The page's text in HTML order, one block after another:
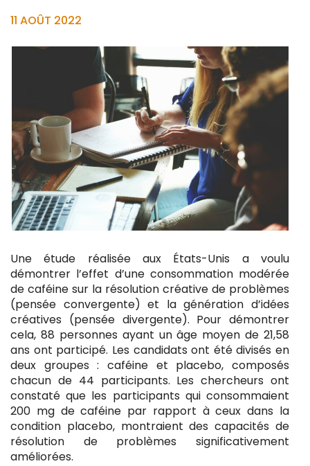
11 AOÛT 2022
Une étude réalisée aux États-Unis a voulu
démontrer l’effet d’une consommation modérée
de caféine sur la résolution créative de problèmes
(pensée convergente) et la génération d’idées
créatives (pensée divergente). Pour démontrer
cela, 88 personnes ayant un âge moyen de 21,58
ans ont participé. Les candidats ont été divisés en
deux groupes : caféine et placebo, composés
chacun de 44 participants. Les chercheurs ont
constaté que les participants qui consommaient
200 mg de caféine par rapport à ceux dans la
condition placebo, montraient des capacités de
résolution de problèmes significativement
améliorées.